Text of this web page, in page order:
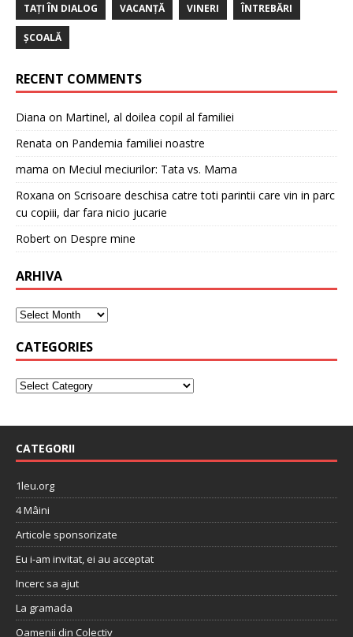
TAȚI ÎN DIALOG VACANȚĂ VINERI ÎNTREBĂRI
ȘCOALĂ
RECENT COMMENTS
Diana on Martinel, al doilea copil al familiei
Renata on Pandemia familiei noastre
mama on Meciul meciurilor: Tata vs. Mama
Roxana on Scrisoare deschisa catre toti parintii care vin in parc
cu copiii, dar fara nicio jucarie
Robert on Despre mine
ARHIVA
CATEGORIES
CATEGORII
1leu.org
4 Mâini
Articole sponsorizate
Eu i-am invitat, ei au acceptat
Incerc sa ajut
La gramada
Oamenii din Colectiv